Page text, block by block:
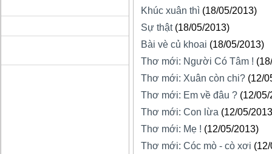
Khúc xuân thì (18/05/2013)
Sự thật (18/05/2013)
Bài vè củ khoai (18/05/2013)
Thơ mới: Người Có Tâm !
Thơ mới: Xuân còn chi? (12/
Thơ mới: Em về đâu ? (12/
Thơ mới: Con lừa (12/05/
Thơ mới: Mẹ ! (12/05/2013)
Thơ mới: Cóc mò - cò xơi